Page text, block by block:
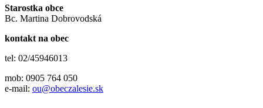
Starostka obce
Bc. Martina Dobrovodská
kontakt na obec
tel: 02/45946013
mob: 0905 764 050
e-mail: ou@obeczalesie.sk